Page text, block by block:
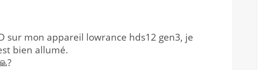
sur mon appareil lowrance hds12 gen3, je
bien allumé.